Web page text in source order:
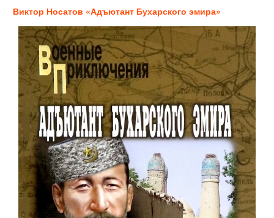
Виктор Носатов «Адъютант Бухарского эмира»